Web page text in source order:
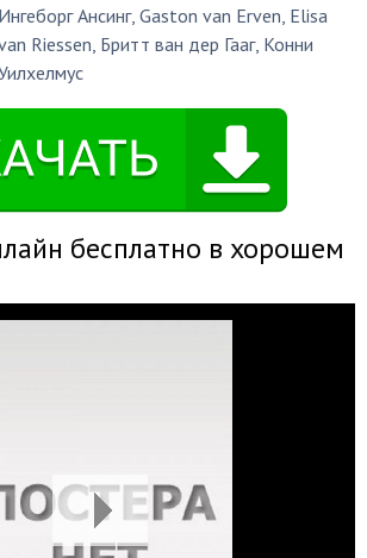
Ингеборг Ансинг,Gaston van Erven, Elisa
Riessen, Бритт ван дер Гааг, Конни
бесплатно в хорошем